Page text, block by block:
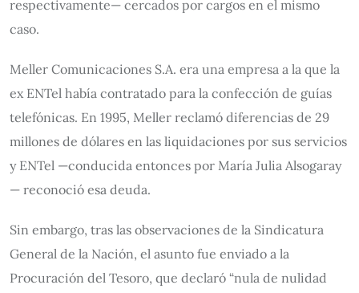
respectivamente— cercados por cargos en el mismo
caso.
Meller Comunicaciones S.A. era una empresa a la que la
ex ENTel había contratado para la confección de guías
telefónicas. En 1995, Meller reclamó diferencias de 29
millones de dólares en las liquidaciones por sus servicios
y ENTel —conducida entonces por María Julia Alsogaray
— reconoció esa deuda.
Sin embargo, tras las observaciones de la Sindicatura
General de la Nación, el asunto fue enviado a la
Procuración del Tesoro, que declaró “nula de nulidad